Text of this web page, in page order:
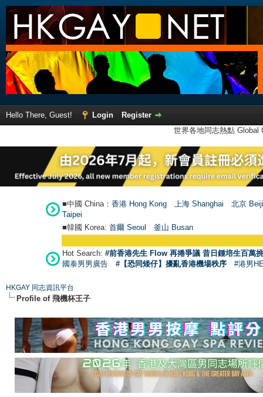
Hello There, Guest! Login
Register
世界各地同志熱點
■中國 China： 香港 Hong Kong 上海 Shanghai
北京
Taipei
■韓國 Korea: 首爾 Seoul 釜山 Busan
Hot Search: #前香港先生 Flow 再捲爭議 昔日鍾培生百萬
國泰男男廣告
#【恐同矮仔】擾亂香港機場秩序 #港男
HKGAY 同志資訊平台
Profile of 飛機杯王子